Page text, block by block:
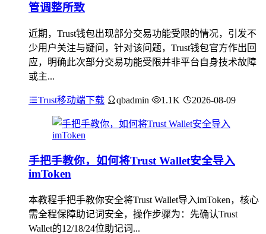
管调整所致
近期，Trust钱包出现部分交易功能受限的情况，引发不
少用户关注与疑问，针对该问题，Trust钱包官方作出回
应，明确此次部分交易功能受限并非平台自身技术故障
或主...
Trust移动端下载 qbadmin 1.1K 2026-08-09
手把手教你，如何将Trust Wallet安全导入
imToken
本教程手把手教你安全将Trust Wallet导入imToken，核心
需全程保障助记词安全，操作步骤为：先确认Trust
Wallet的12/18/24位助记词...